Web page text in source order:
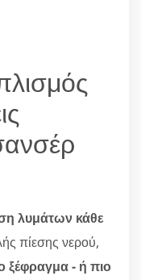
λυμάτων κάθε
πίεσης νερού,
ξέφραγμα - ή πιο